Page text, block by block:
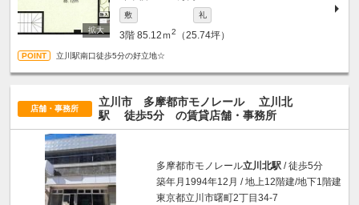
敷 礼
3階 85.12ｍ2 （25.74坪）
立川駅南口徒歩5分の好立地☆
店舗・事務所
立川市 多摩都市モノレール
立川北
駅
徒歩5分 の賃貸店舗・事務所
多摩都市モノレール立川北駅 / 徒歩5分
築年月1994年12月 / 地上12階建/地下1階建
東京都立川市曙町2丁目34-7